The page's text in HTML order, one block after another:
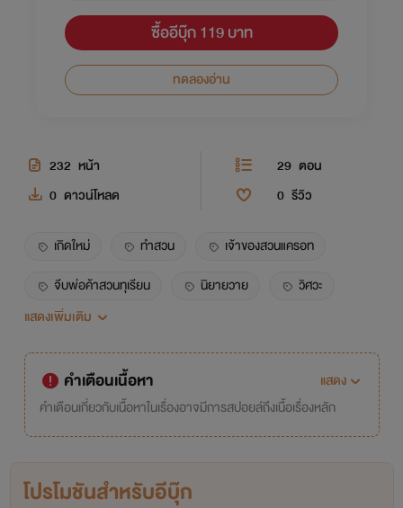
ซื้ออีบุ๊ก 119 บาท
ทดลองอ่าน
232 หน้า 29 ตอน
0 ดาวน์โหลด 0 รีวิว
เกิดใหม่ ทำสวน
เจ้าของสวนแครอท
จีบพ่อค้าสวนทุเรียน
นิยายวาย
วิศวะ
เจ้าของสวนทุเรียน
แสดงเพิ่มเติม
คำเตือนเนื้อหา
แสดง
คำเตือนเกี่ยวกับเนื้อหาในเรื่องอาจมีการสปอยล์ถึงเนื้อเรื่องหลัก
โปรโมชันสำหรับอีบุ๊ก